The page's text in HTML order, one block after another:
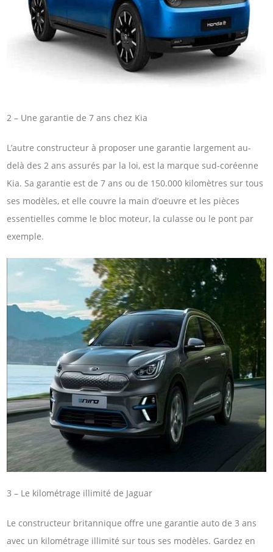
2 – Une garantie de 7 ans chez Kia
L’autre constructeur à proposer une garantie largement au-
delà des 2 ans assurés par la loi, est la marque sud-coréenne
Kia. Sa garantie est de 7 ans ou de 150.000 kilomètres sur tous
ses modèles, et elle couvre la main d’oeuvre et les pièces
essentielles comme le bloc moteur, la culasse ou le pont par
exemple.
3 – Le kilométrage illimité de Jaguar
Le constructeur britannique offre une garantie auto de 3 ans
avec un kilométrage illimité sur tous ses modèles. Gardez en